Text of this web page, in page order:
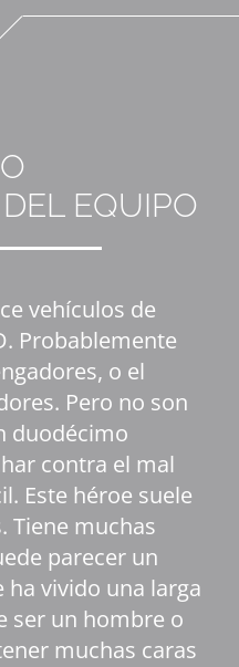
EQUIPO
vehículos de
Probablemente
o el
Pero no son
duodécimo
contra el mal
Este héroe suele
Tiene muchas
parecer un
vivido una larga
ser un hombre o
muchas caras